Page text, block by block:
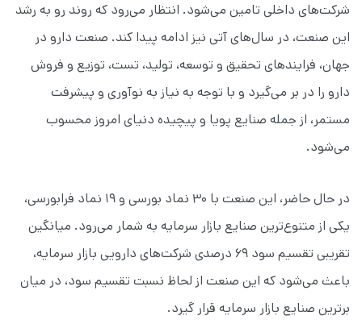
شرکت‌های داخلی تامین می‌شود. انتظار می‌رود که روند رو به رشد
این صنعت، در سال‌های آتی نیز ادامه پیدا کند. صنعت دارو در
جهان، فرایندهای تحقیق و توسعه، تولید، تست، توزیع و فروش
دارو را در بر می‌گیرد و با توجه به نیاز به نوآوری و پیشرفت
مستمر، از جمله صنایع پویا و پیچیده دنیای امروز محسوب
می‌شود.
در حال حاضر، این صنعت با ۳۰ نماد بورسی و ۱۹ نماد فرابورسی،
یکی از متنوع‌ترین صنایع بازار سرمایه به شمار می‌رود. میانگین
تقریبی تقسیم سود ۶۹ درصدی شرکت‌های دارویی بازار سرمایه،
باعث می‌شود که این صنعت از لحاظ نسبت تقسیم سود، در میان
برترین صنایع بازار سرمایه قرار گیرد.